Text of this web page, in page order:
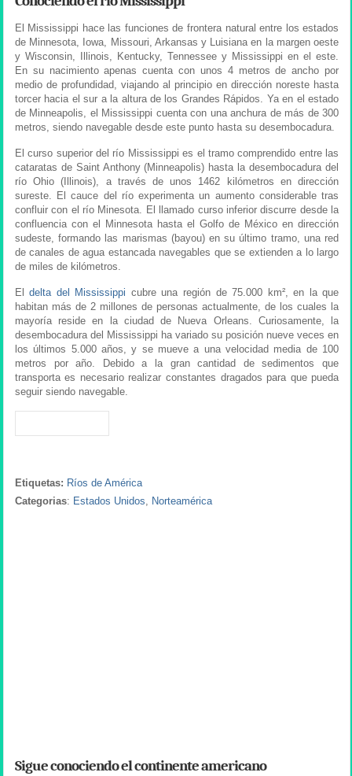
El Mississippi hace las funciones de frontera natural entre los estados
de Minnesota, Iowa, Missouri, Arkansas y Luisiana en la margen oeste
y Wisconsin, Illinois, Kentucky, Tennessee y Mississippi en el este.
En su nacimiento apenas cuenta con unos 4 metros de ancho por
medio de profundidad, viajando al principio en dirección noreste hasta
torcer hacia el sur a la altura de los Grandes Rápidos. Ya en el estado
de Minneapolis, el Mississippi cuenta con una anchura de más de 300
metros, siendo navegable desde este punto hasta su desembocadura.
El curso superior del río Mississippi es el tramo comprendido entre las
cataratas de Saint Anthony (Minneapolis) hasta la desembocadura del
río Ohio (Illinois), a través de unos 1462 kilómetros en dirección
sureste. El cauce del río experimenta un aumento considerable tras
confluir con el río Minesota. El llamado curso inferior discurre desde la
confluencia con el Minnesota hasta el Golfo de México en dirección
sudeste, formando las marismas (bayou) en su último tramo, una red
de canales de agua estancada navegables que se extienden a lo largo
de miles de kilómetros.
Eldelta del Mississippi cubre una región de 75.000 km², en la que
habitan más de 2 millones de personas actualmente, de los cuales la
mayoría reside en la ciudad de Nueva Orleans. Curiosamente, la
desembocadura del Mississippi ha variado su posición nueve veces en
los últimos 5.000 años, y se mueve a una velocidad media de 100
metros por año. Debido a la gran cantidad de sedimentos que
transporta es necesario realizar constantes dragados para que pueda
seguir siendo navegable.
Etiquetas: Ríos de América
Categorias: Estados Unidos, Norteamérica
Sigue conociendo el continente americano